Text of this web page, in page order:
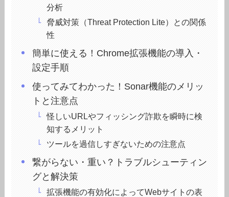
分析
脅威対策（Threat Protection Lite）との関係
性
簡単に使える！Chrome拡張機能の導入・
設定手順
使ってみてわかった！Sonar機能のメリッ
トと注意点
怪しいURLやフィッシング詐欺を瞬時に検
知するメリット
ツールを過信しすぎないための注意点
繋がらない・重い？トラブルシューティン
グと解決策
拡張機能の有効化によってWebサイトの表